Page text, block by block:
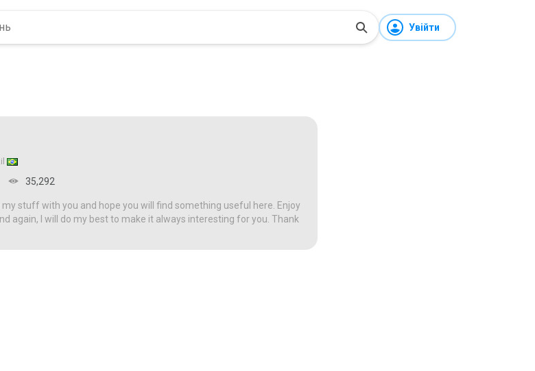
Увійти
35,292
stuff with you and hope you will find something useful here. Enjoy
again, I will do my best to make it always interesting for you. Thank